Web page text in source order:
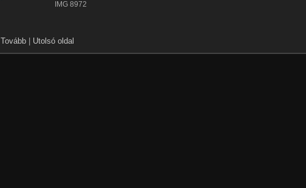
IMG 8972
Tovább Utolsó oldal